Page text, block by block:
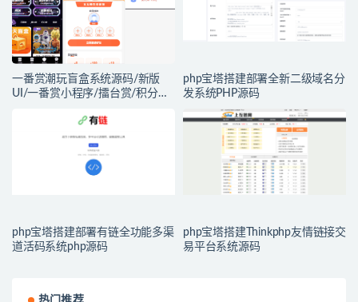
一番赏潮玩盲盒系统源码/新版
UI/一番赏小程序/擂台赏/积分赏/
php宝塔搭建部署全新二级域名分
发系统PHP源码
php宝塔搭建部署有链全功能多渠
道活码系统php源码
php宝塔搭建Thinkphp友情链接交
易平台系统源码